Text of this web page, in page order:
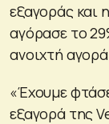
εξαγοράς
αγόρασε το
ανοιχτή
«Έχουμε
εξαγορά της